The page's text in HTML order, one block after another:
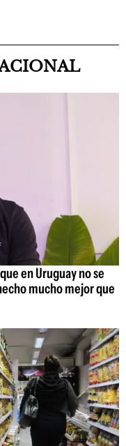
en Uruguay no se
mucho mejor que